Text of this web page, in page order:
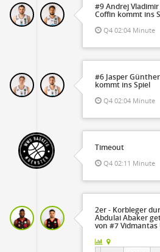
#9 Andrej
Coffin kommt ins
Q4 02:04 Minute
#6 Jasper
kommt ins Spiel
Q4 02:04 Minute
Timeout
Q4 02:11 Minute
2er - Korbleger
Abdulai Abaker
von #7